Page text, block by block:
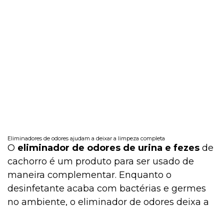
Eliminadores de odores ajudam a deixar a limpeza completa
O eliminador de odores de urina e fezes de
cachorro é um produto para ser usado de
maneira complementar. Enquanto o
desinfetante acaba com bactérias e germes
no ambiente, o eliminador de odores deixa a